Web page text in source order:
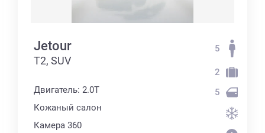
Jetour
T2, SUV
Двигатель: 2.0T
Кожаный салон
Камера 360
5
2
5